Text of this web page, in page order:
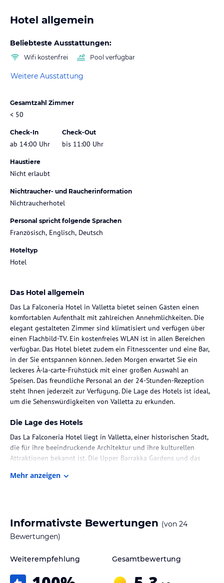
Hotel allgemein
Beliebteste Ausstattungen:
Wifi kostenfrei Pool verfügbar
Weitere Ausstattung
Gesamtzahl Zimmer
< 50
Check-In
ab 14:00 Uhr
Check-Out
bis 11:00 Uhr
Haustiere
Nicht erlaubt
Nichtraucher- und Raucherinformation
Nichtraucherhotel
Personal spricht folgende Sprachen
Französisch, Englisch, Deutsch
Hoteltyp
Hotel
Das Hotel allgemein
Das La Falconeria Hotel in Valletta bietet seinen Gästen einen
komfortablen Aufenthalt mit zahlreichen Annehmlichkeiten. Die
elegant gestalteten Zimmer sind klimatisiert und verfügen über
einen Flachbild-TV. Ein kostenfreies WLAN ist in allen Bereichen
verfügbar. Das Hotel bietet zudem ein Fitnesscenter und eine Bar,
in der Sie entspannen können. Jeden Morgen erwartet Sie ein
leckeres À-la-carte-Frühstück mit einer großen Auswahl an
Speisen. Das freundliche Personal an der 24-Stunden-Rezeption
steht Ihnen jederzeit zur Verfügung. Die Lage des Hotels ist ideal,
um die Sehenswürdigkeiten von Valletta zu erkunden.
Die Lage des Hotels
Das La Falconeria Hotel liegt in Valletta, einer historischen Stadt,
die für ihre beeindruckende Architektur und ihre kulturellen
Attraktionen bekannt ist. Die Upper Barrakka Gardens und das
Gehminuten entfernt. Die Lage des Hotels ermöglicht es Ihnen, die
Zimmer / Unterbringung im Hotel
Die Zimmer im La Falconeria Hotel sind elegant gestaltet und
verfügt über einen Flachbild-TV. Einige Zimmer bieten zudem
Dusche, einem Haartrockner und kostenfreien Pflegeprodukten
Mehr anzeigen
Informativste Bewertungen (von 24
Bewertungen)
Weiterempfehlung Gesamtbewertung